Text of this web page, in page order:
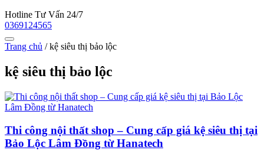
Hotline Tư Vấn 24/7
0369124565
Trang chủ /kệ siêu thị bảo lộc
kệ siêu thị bảo lộc
Thi công nội thất shop – Cung cấp giá kệ siêu thị tại
Bảo Lộc Lâm Đồng từ Hanatech